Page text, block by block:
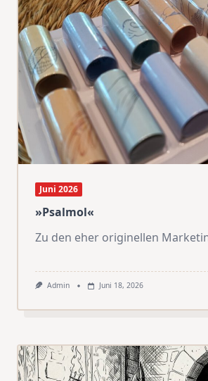
Juni 2026
»Psalmol«
Zu den eher originellen
Admin Juni 18, 2026